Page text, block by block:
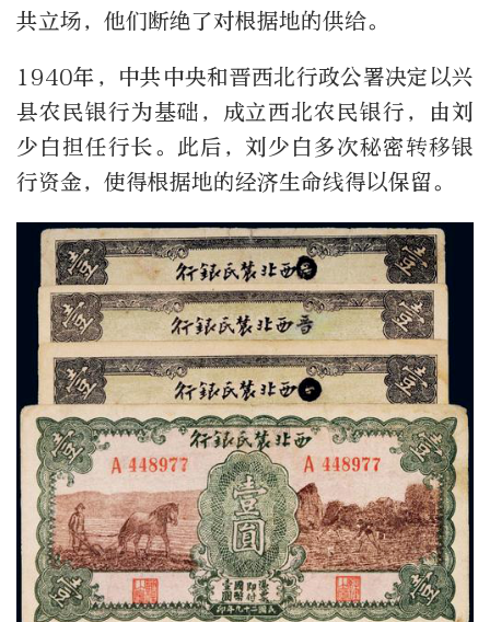
共立场，他们断绝了对根据地的供给。
1940年，中共中央和晋西北行政公署决定以兴
县农民银行为基础，成立西北农民银行，由刘
少白担任行长。此后，刘少白多次秘密转移银
行资金，使得根据地的经济生命线得以保留。